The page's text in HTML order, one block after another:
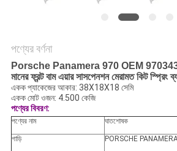
নীতি
পণ্যের বর্ণনা
Porsche Panamera 970 OEM
মানের ফ্রন্ট বাম এয়ার সাসপেনশন মেরামত কিট স্প্রিং
একক প্যাকেজের আকার: 38X18X18 সেমি
একক মোট ওজন: 4.500 কেজি
পণ্যের বিবরণ:
পণ্যের নাম ঘাতশোষক
গাড়ি PORSCHE